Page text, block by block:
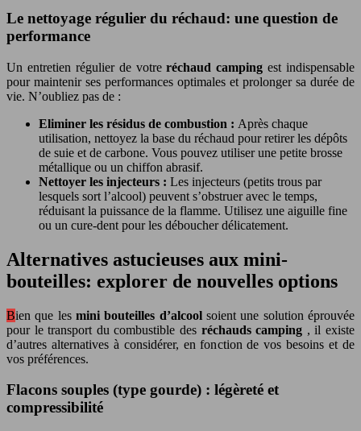
Le nettoyage régulier du réchaud: une question de
performance
Un entretien régulier de votreréchaud campingest indispensable
pour maintenir ses performances optimales et prolonger sa durée de
vie. N’oubliez pas de :
Eliminer les résidus de combustion : Après chaque
utilisation, nettoyez la base du réchaud pour retirer les dépôts
de suie et de carbone. Vous pouvez utiliser une petite brosse
métallique ou un chiffon abrasif.
Nettoyer les injecteurs : Les injecteurs (petits trous par
lesquels sort l’alcool) peuvent s’obstruer avec le temps,
réduisant la puissance de la flamme. Utilisez une aiguille fine
ou un cure-dent pour les déboucher délicatement.
Alternatives astucieuses aux mini-
bouteilles: explorer de nouvelles options
Bien que les mini bouteilles d’alcool soient une solution éprouvée
pour le transport du combustible des réchauds camping , il existe
d’autres alternatives à considérer, en fonction de vos besoins et de
vos préférences.
Flacons souples (type gourde) : légèreté et
compressibilité